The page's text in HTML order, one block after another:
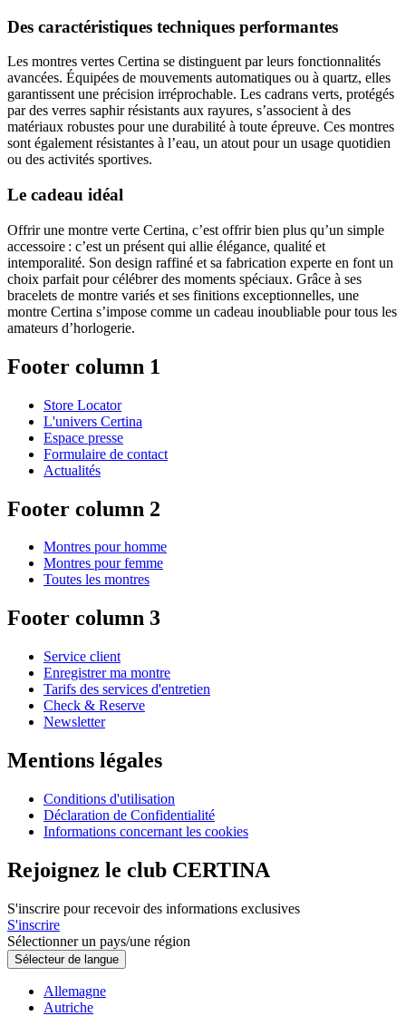
Des caractéristiques techniques performantes
Les montres vertes Certina se distinguent par leurs fonctionnalités
avancées. Équipées de mouvements automatiques ou à quartz, elles
garantissent une précision irréprochable. Les cadrans verts, protégés
par des verres saphir résistants aux rayures, s’associent à des
matériaux robustes pour une durabilité à toute épreuve. Ces montres
sont également résistantes à l’eau, un atout pour un usage quotidien
ou des activités sportives.
Le cadeau idéal
Offrir une montre verte Certina, c’est offrir bien plus qu’un simple
accessoire : c’est un présent qui allie élégance, qualité et
intemporalité. Son design raffiné et sa fabrication experte en font un
choix parfait pour célébrer des moments spéciaux. Grâce à ses
bracelets de montre variés et ses finitions exceptionnelles, une
montre Certina s’impose comme un cadeau inoubliable pour tous les
amateurs d’horlogerie.
Footer column 1
Store Locator
L'univers Certina
Espace presse
Formulaire de contact
Actualités
Footer column 2
Montres pour homme
Montres pour femme
Toutes les montres
Footer column 3
Service client
Enregistrer ma montre
Tarifs des services d'entretien
Check & Reserve
Newsletter
Mentions légales
Conditions d'utilisation
Déclaration de Confidentialité
Informations concernant les cookies
Rejoignez le club CERTINA
S'inscrire pour recevoir des informations exclusives
S'inscrire
Sélectionner un pays/une région
Sélecteur de langue
Allemagne
Autriche